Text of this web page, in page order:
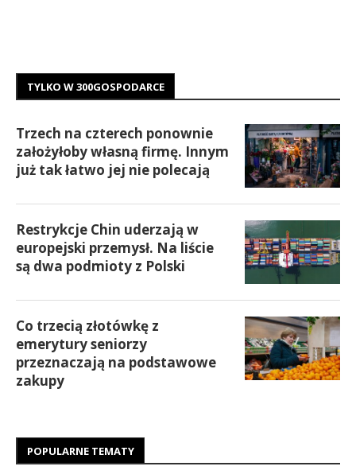
TYLKO W 300GOSPODARCE
Trzech na czterech ponownie
założyłoby własną firmę. Innym
już tak łatwo jej nie polecają
Restrykcje Chin uderzają w
europejski przemysł. Na liście
są dwa podmioty z Polski
Co trzecią złotówkę z
emerytury seniorzy
przeznaczają na podstawowe
zakupy
POPULARNE TEMATY